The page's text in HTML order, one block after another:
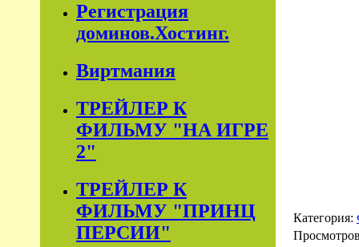
Регистрация
доминов.Хостинг.
Виртмания
ТРЕЙЛЕР К
ФИЛЬМУ "НА ИГРЕ
2"
ТРЕЙЛЕР К
ФИЛЬМУ "ПРИНЦ
ПЕРСИИ"
Категория: